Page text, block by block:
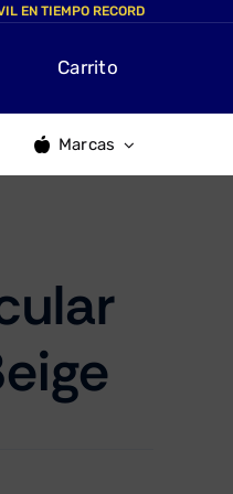
EN TIEMPO RECORD
Carrito
Marcas